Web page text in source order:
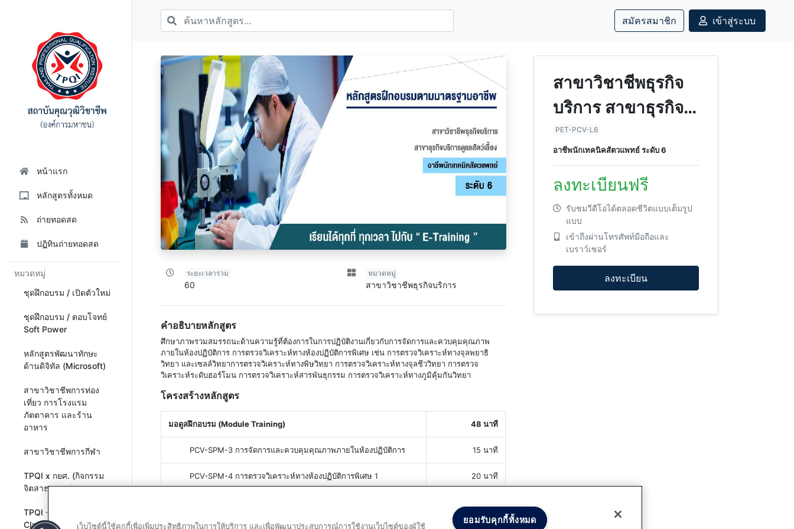
หน้าแรก
หลักสูตรทั้งหมด
ถ่ายทอดสด
ปฏิทินถ่ายทอดสด
หมวดหมู่
ชุดฝึกอบรม / เปิดตัวใหม่
ชุดฝึกอบรม / ตอบโจทย์
Soft Power
หลักสูตรพัฒนาทักษะ
ด้านดิจิทัล (Microsoft)
สาขาวิชาชีพการท่อง
เที่ยว การโรงแรม
ภัตตาคาร และร้าน
อาหาร
สาขาวิชาชีพการกีฬา
TPQI x กยศ. (กิจกรรม
จิตสาธารณะ)
TPQI - Virtual
Classroom All
สมัครสมาชิก เข้าสู่ระบบ
ระยะเวลารวม
60
หมวดหมู่
สาขาวิชาชีพธุรกิจบริการ
คำอธิบายหลักสูตร
ศึกษาภาพรวมสมรรถนะด้านความรู้ที่ต้องการในการปฏิบัติงานเกี่ยวกับการจัดการและควบคุมคุณภาพ
ภายในห้องปฏิบัติการ การตรวจวิเคราะห์ทางห้องปฏิบัติการพิเศษ เช่น การตรวจวิเคราะห์ทางจุลพยาธิ
วิทยา และเซลล์วิทยาการตรวจวิเคราะห์ทางพิษวิทยา การตรวจวิเคราะห์ทางจุลชีววิทยา การตรวจ
วิเคราะห์ระดับฮอร์โมน การตรวจวิเคราะห์สารพันธุกรรม การตรวจวิเคราะห์ทางภูมิคุ้มกันวิทยา
โครงสร้างหลักสูตร
มอดูลฝึกอบรม (Module Training) 48 นาที
PCV-SPM-3 การจัดการและควบคุมคุณภาพภายในห้องปฏิบัติการ 15 นาที
PCV-SPM-4 การตรวจวิเคราะห์ทางห้องปฏิบัติการพิเศษ 1 20 นาที
สาขาวิชาชีพธุรกิจ
บริการ สาขาธุรกิจ
บริการดูแลสัตว์เลี้ยง
อาชีพนักเทคนิค
สัตวแพทย์ ระดับ 6
PET-PCV-L6
อาชีพนักเทคนิคสัตวแพทย์ ระดับ 6
ลงทะเบียนฟรี
รับชมวีดีโอได้ตลอดชีวิตแบบเต็มรูป
แบบ
เข้าถึงผ่านโทรศัพท์มือถือและ
เบราว์เซอร์
ลงทะเบียน
เว็บไซต์นี้ใช้คุกกี้เพื่อเพิ่มประสิทธิภาพในการให้บริการ และเพื่อพัฒนาประสบการณ์การใช้งานเว็บไซต์ของผู้ใช้
ยอมรับคุกกี้ทั้งหมด